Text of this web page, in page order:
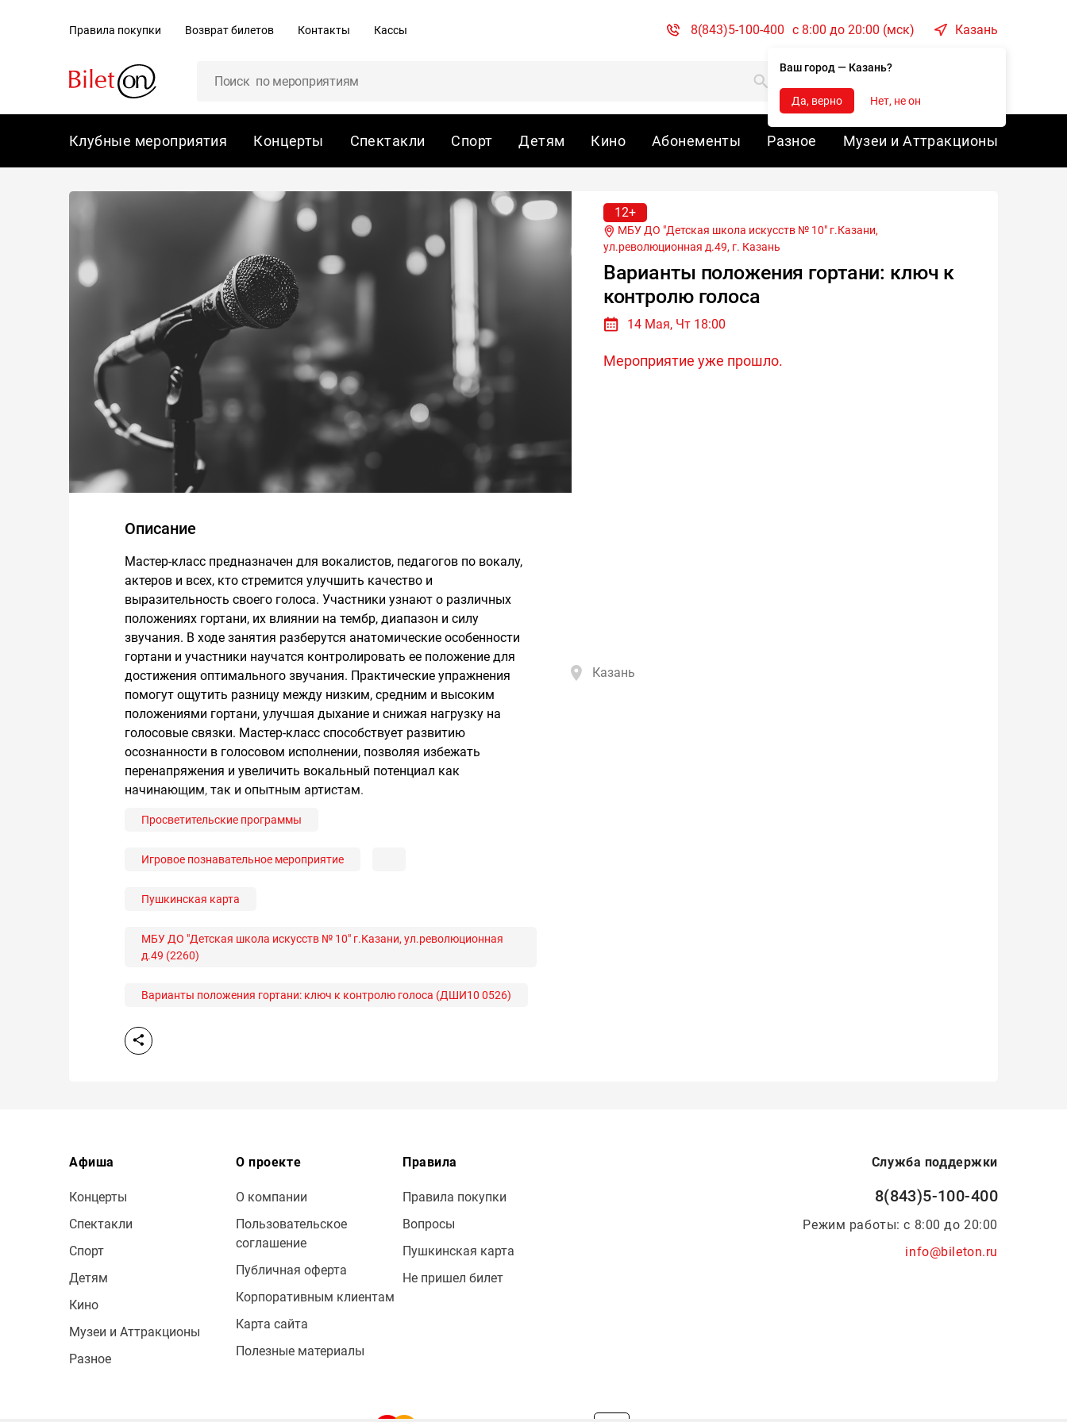
Правила покупки Возврат билетов Контакты Кассы 8(843)5-100-400 c 8:00 до 20:00 (мск) Казань
Ваш город — Казань?
Да, верно Нет, не он
Клубные мероприятия Концерты Спектакли Спорт Детям Кино Абонементы Разное Музеи и Аттракционы
12+
ул.революционная д.49, г. Казань
Варианты положения гортани: ключ к
контролю голоса
14 Мая, Чт 18:00
Мероприятие уже прошло.
Описание
Мастер-класс предназначен для вокалистов, педагогов по вокалу,
актеров и всех, кто стремится улучшить качество и
выразительность своего голоса. Участники узнают о различных
положениях гортани, их влиянии на тембр, диапазон и силу
звучания. В ходе занятия разберутся анатомические особенности
гортани и участники научатся контролировать ее положение для
достижения оптимального звучания. Практические упражнения
помогут ощутить разницу между низким, средним и высоким
положениями гортани, улучшая дыхание и снижая нагрузку на
голосовые связки. Мастер-класс способствует развитию
осознанности в голосовом исполнении, позволяя избежать
перенапряжения и увеличить вокальный потенциал как
начинающим, так и опытным артистам.
Просветительские программы
Игровое познавательное мероприятие
Пушкинская карта
МБУ ДО "Детская школа искусств № 10" г.Казани, ул.революционная
д.49 (2260)
Варианты положения гортани: ключ к контролю голоса (ДШИ10 0526)
Казань
Афиша
Концерты
Спектакли
Спорт
Детям
Кино
Музеи и Аттракционы
Разное
О проекте
О компании
Пользовательское
соглашение
Публичная оферта
Корпоративным клиентам
Карта сайта
Полезные материалы
Правила
Правила покупки
Вопросы
Пушкинская карта
Не пришел билет
Служба поддержки
8(843)5-100-400
Режим работы: с 8:00 до 20:00
info@bileton.ru